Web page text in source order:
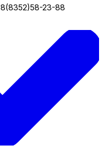
8(8352)58-23-88